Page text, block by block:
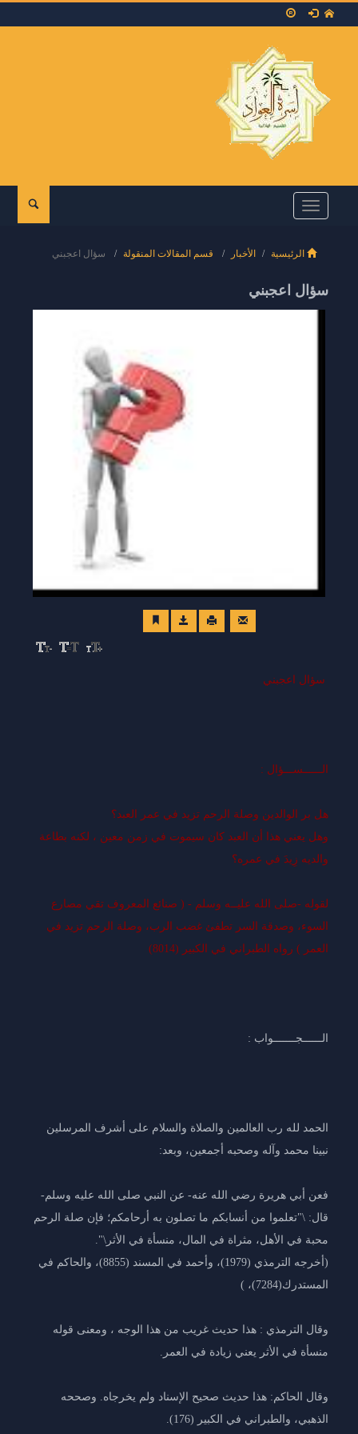
Toggle
navigation
الرئيسية الأخبار قسم المقالات المنقولة سؤال اعجبني
سؤال اعجبني
سؤال اعجبني
الــــــســـؤال :
هل بر الوالدين وصلة الرحم تزيد في عمر العبد؟
وهل يعني هذا أن العبد كان سيموت في زمن معين ، لكنه بطاعة
والديه زِيدَ في عمره؟
لقوله -صلى الله عليــه وسلم - ( صنائع المعروف تقي مصارع
السوء، وصدقة السر تطفئ غضب الرب، وصلة الرحم تزيد في
العمر ) رواه الطبراني في الكبير (8014)
الــــــجـــــــواب :
الحمد لله رب العالمين والصلاة والسلام على أشرف المرسلين
نبينا محمد وآله وصحبه أجمعين، وبعد:
فعن أبي هريرة رضي الله عنه- عن النبي صلى الله عليه وسلم-
قال: \"تعلموا من أنسابكم ما تصلون به أرحامكم؛ فإن صلة الرحم
محبة في الأهل، مثراة في المال، منسأة في الأثر\".
(أخرجه الترمذي (1979)، وأحمد في المسند (8855)، والحاكم في
المستدرك(7284)، )
وقال الترمذي : هذا حديث غريب من هذا الوجه ، ومعنى قوله
منسأة في الأثر يعني زيادة في العمر.
وقال الحاكم: هذا حديث صحيح الإسناد ولم يخرجاه. وصححه
الذهبي، والطبراني في الكبير (176).